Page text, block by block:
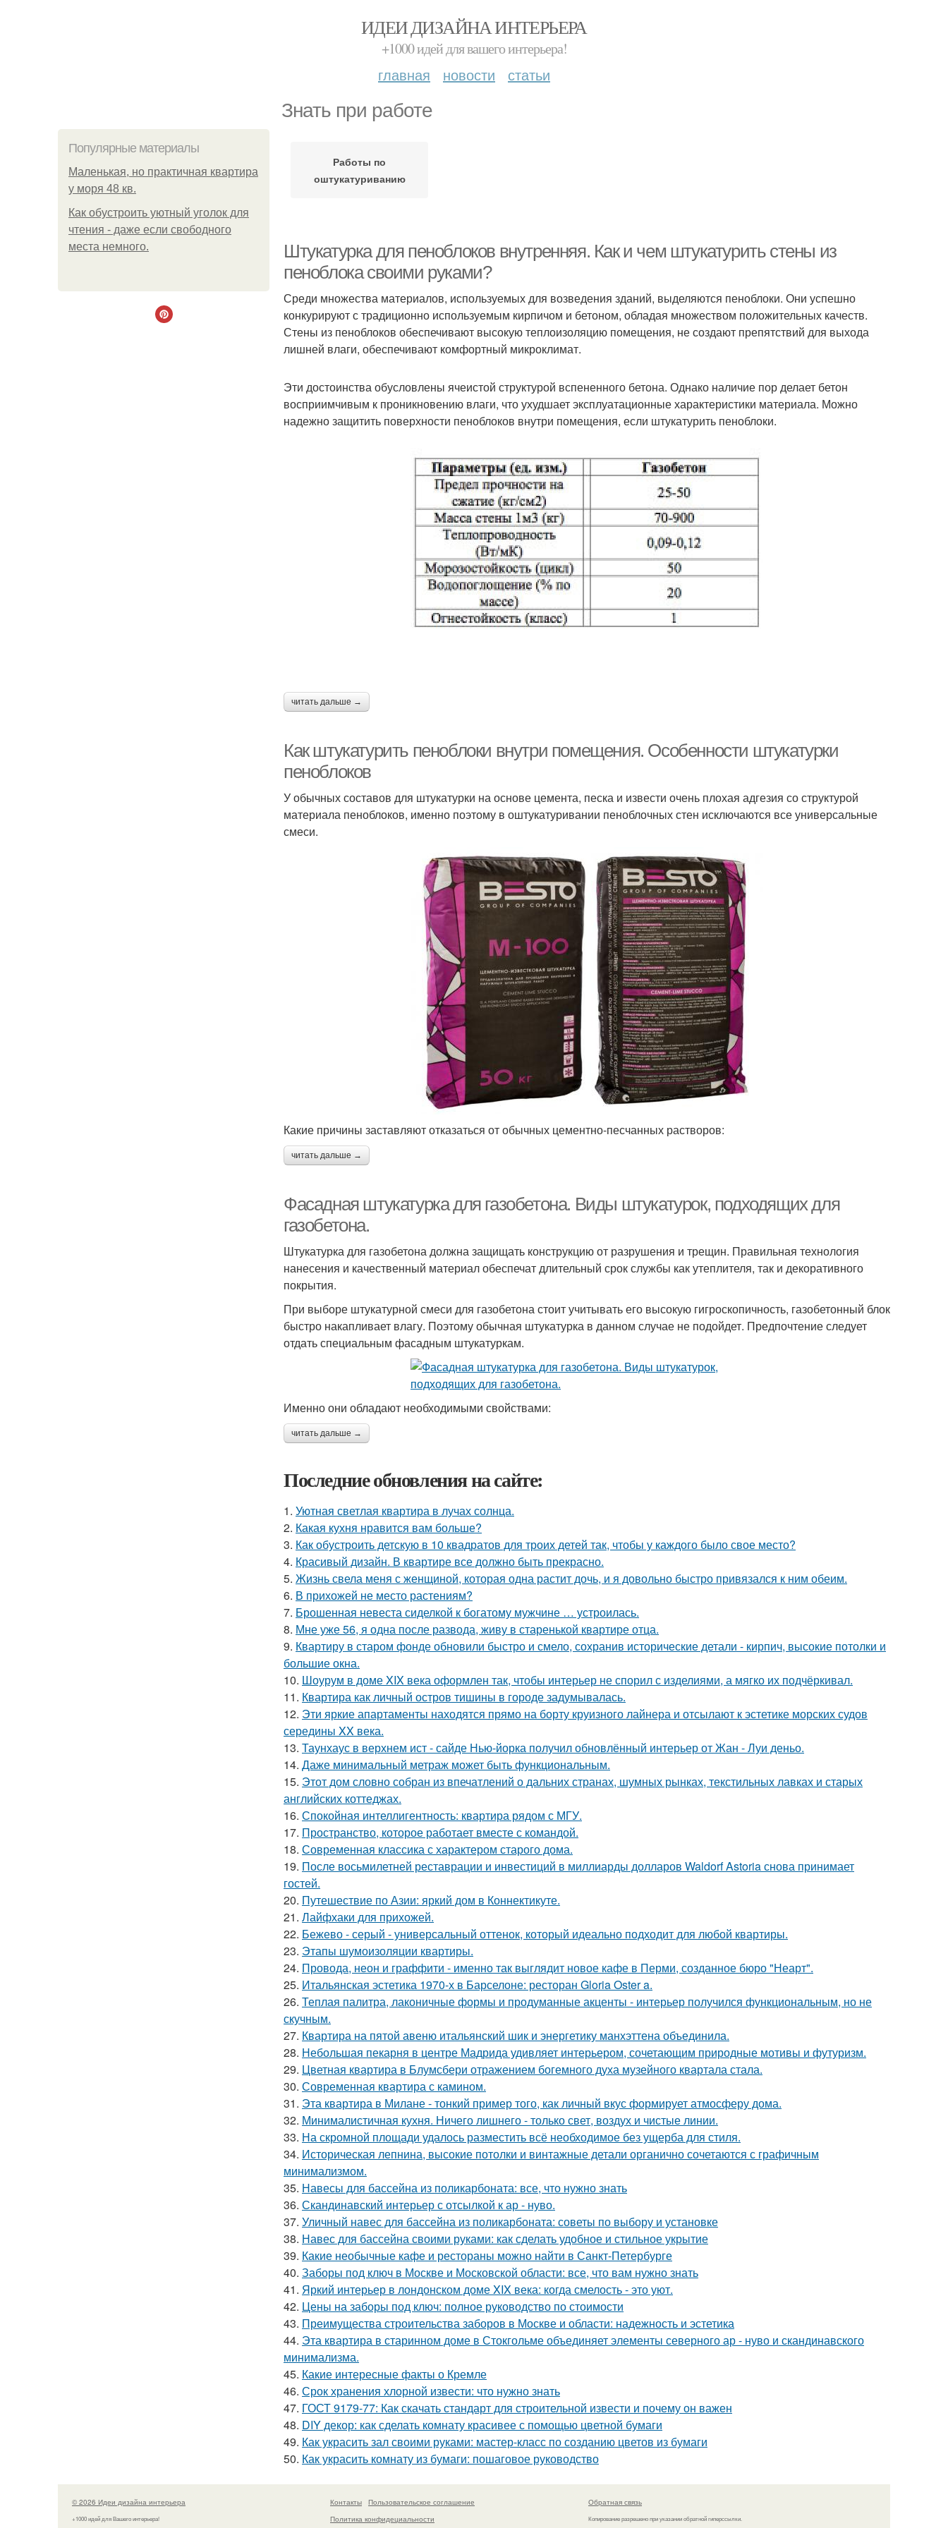
ИДЕИ ДИЗАЙНА ИНТЕРЬЕРА
+1000 идей для вашего интерьера!
главная новости статьи
Знать при работе
Популярные материалы
Маленькая, но практичная квартира
у моря 48 кв.
Как обустроить уютный уголок для
чтения - даже если свободного
места немного.
Работы по
оштукатуриванию
Штукатурка для пеноблоков внутренняя. Как и чем штукатурить стены из
пеноблока своими руками?
Среди множества материалов, используемых для возведения зданий, выделяются пеноблоки. Они успешно
конкурируют с традиционно используемым кирпичом и бетоном, обладая множеством положительных качеств.
Стены из пеноблоков обеспечивают высокую теплоизоляцию помещения, не создают препятствий для выхода
лишней влаги, обеспечивают комфортный микроклимат.
Эти достоинства обусловлены ячеистой структурой вспененного бетона. Однако наличие пор делает бетон
восприимчивым к проникновению влаги, что ухудшает эксплуатационные характеристики материала. Можно
надежно защитить поверхности пеноблоков внутри помещения, если штукатурить пеноблоки.
читать дальше →
Как штукатурить пеноблоки внутри помещения. Особенности штукатурки
пеноблоков
У обычных составов для штукатурки на основе цемента, песка и извести очень плохая адгезия со структурой
материала пеноблоков, именно поэтому в оштукатуривании пеноблочных стен исключаются все универсальные
смеси.
Какие причины заставляют отказаться от обычных цементно-песчанных растворов:
читать дальше →
Фасадная штукатурка для газобетона. Виды штукатурок, подходящих для
газобетона.
Штукатурка для газобетона должна защищать конструкцию от разрушения и трещин. Правильная технология
нанесения и качественный материал обеспечат длительный срок службы как утеплителя, так и декоративного
покрытия.
При выборе штукатурной смеси для газобетона стоит учитывать его высокую гигроскопичность, газобетонный блок
быстро накапливает влагу. Поэтому обычная штукатурка в данном случае не подойдет. Предпочтение следует
отдать специальным фасадным штукатуркам.
Именно они обладают необходимыми свойствами:
читать дальше →
Последние обновления на сайте:
1. Уютная светлая квартира в лучах солнца.
2. Какая кухня нравится вам больше?
3. Как обустроить детскую в 10 квадратов для троих детей так, чтобы у каждого было свое место?
4. Красивый дизайн. В квартире все должно быть прекрасно.
5. Жизнь свела меня с женщиной, которая одна растит дочь, и я довольно быстро привязался к ним обеим.
6. В прихожей не место растениям?
7. Брошенная невеста сиделкой к богатому мужчине … устроилась.
8. Мне уже 56, я одна после развода, живу в старенькой квартире отца.
9. Квартиру в старом фонде обновили быстро и смело, сохранив исторические детали - кирпич, высокие потолки и
большие окна.
10. Шоурум в доме XIX века оформлен так, чтобы интерьер не спорил с изделиями, а мягко их подчёркивал.
11. Квартира как личный остров тишины в городе задумывалась.
12. Эти яркие апартаменты находятся прямо на борту круизного лайнера и отсылают к эстетике морских судов
середины XX века.
13. Таунхаус в верхнем ист - сайде Нью-йорка получил обновлённый интерьер от Жан - Луи деньо.
14. Даже минимальный метраж может быть функциональным.
15. Этот дом словно собран из впечатлений о дальних странах, шумных рынках, текстильных лавках и старых
английских коттеджах.
16. Спокойная интеллигентность: квартира рядом с МГУ.
17. Пространство, которое работает вместе с командой.
18. Современная классика с характером старого дома.
19. После восьмилетней реставрации и инвестиций в миллиарды долларов Waldorf Astoria снова принимает
гостей.
20. Путешествие по Азии: яркий дом в Коннектикуте.
21. Лайфхаки для прихожей.
22. Бежево - серый - универсальный оттенок, который идеально подходит для любой квартиры.
23. Этапы шумоизоляции квартиры.
24. Провода, неон и граффити - именно так выглядит новое кафе в Перми, созданное бюро "Неарт".
25. Итальянская эстетика 1970-х в Барселоне: ресторан Gloria Oster a.
26. Теплая палитра, лаконичные формы и продуманные акценты - интерьер получился функциональным, но не
скучным.
27. Квартира на пятой авеню итальянский шик и энергетику манхэттена объединила.
28. Небольшая пекарня в центре Мадрида удивляет интерьером, сочетающим природные мотивы и футуризм.
29. Цветная квартира в Блумсбери отражением богемного духа музейного квартала стала.
30. Современная квартира с камином.
31. Эта квартира в Милане - тонкий пример того, как личный вкус формирует атмосферу дома.
32. Минималистичная кухня. Ничего лишнего - только свет, воздух и чистые линии.
33. На скромной площади удалось разместить всё необходимое без ущерба для стиля.
34. Историческая лепнина, высокие потолки и винтажные детали органично сочетаются с графичным
минимализмом.
35. Навесы для бассейна из поликарбоната: все, что нужно знать
36. Скандинавский интерьер с отсылкой к ар - нуво.
37. Уличный навес для бассейна из поликарбоната: советы по выбору и установке
38. Навес для бассейна своими руками: как сделать удобное и стильное укрытие
39. Какие необычные кафе и рестораны можно найти в Санкт-Петербурге
40. Заборы под ключ в Москве и Московской области: все, что вам нужно знать
41. Яркий интерьер в лондонском доме XIX века: когда смелость - это уют.
42. Цены на заборы под ключ: полное руководство по стоимости
43. Преимущества строительства заборов в Москве и области: надежность и эстетика
44. Эта квартира в старинном доме в Стокгольме объединяет элементы северного ар - нуво и скандинавского
минимализма.
45. Какие интересные факты о Кремле
46. Срок хранения хлорной извести: что нужно знать
47. ГОСТ 9179-77: Как скачать стандарт для строительной извести и почему он важен
48. DIY декор: как сделать комнату красивее с помощью цветной бумаги
49. Как украсить зал своими руками: мастер-класс по созданию цветов из бумаги
50. Как украсить комнату из бумаги: пошаговое руководство
© 2026 Идеи дизайна интерьера
+1000 идей для Вашего интерьера!
Контакты
Пользовательское соглашение
Политика конфидециальности
Обратная связь
Копирование разрешено при указании обратной гиперссылки.